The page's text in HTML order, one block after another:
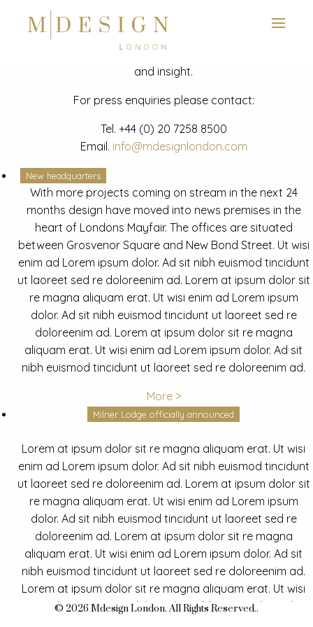
News
Latest mdesign development project and advisory news
and insight.
For press enquiries please contact:
Tel. +44 (0) 20 7258 8500
Email. info@mdesignlondon.com
New headquarters
With more projects coming on stream in the next 24
months design have moved into news premises in the
heart of Londons Mayfair. The offices are situated
between Grosvenor Square and New Bond Street. Ut wisi
enim ad Lorem ipsum dolor. Ad sit nibh euismod tincidunt
ut laoreet sed re doloreenim ad. Lorem at ipsum dolor sit
re magna aliquam erat. Ut wisi enim ad Lorem ipsum
dolor. Ad sit nibh euismod tincidunt ut laoreet sed re
doloreenim ad. Lorem at ipsum dolor sit re magna
aliquam erat. Ut wisi enim ad Lorem ipsum dolor. Ad sit
nibh euismod tincidunt ut laoreet sed re doloreenim ad.
More >
Milner Lodge officially announced
Lorem at ipsum dolor sit re magna aliquam erat. Ut wisi
enim ad Lorem ipsum dolor. Ad sit nibh euismod tincidunt
ut laoreet sed re doloreenim ad. Lorem at ipsum dolor sit
re magna aliquam erat. Ut wisi enim ad Lorem ipsum
dolor. Ad sit nibh euismod tincidunt ut laoreet sed re
doloreenim ad. Lorem at ipsum dolor sit re magna
aliquam erat. Ut wisi enim ad Lorem ipsum dolor. Ad sit
nibh euismod tincidunt ut laoreet sed re doloreenim ad.
Lorem at ipsum dolor sit re magna aliquam erat. Ut wisi
enim ad Lorem ipsum dolor. Ad sit nibh euismod tincidunt
© 2026 Mdesign London. All Rights Reserved..